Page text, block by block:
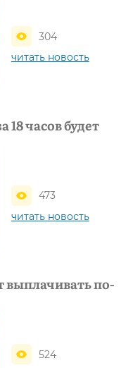
304
читать новость
18 часов будет
473
читать новость
выплачивать по-
524